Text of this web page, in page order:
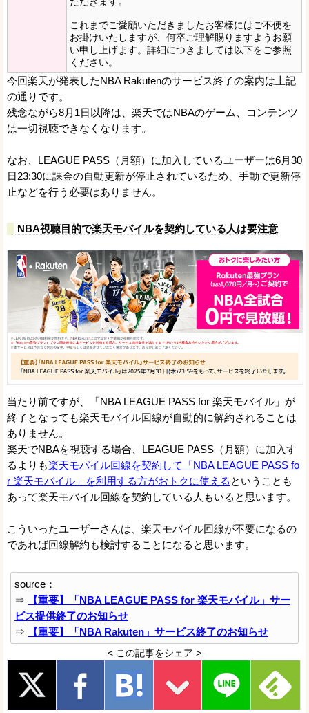
これまでご愛顧いただきましたお客様にはご不便を
お掛けいたしますが、何卒ご理解賜りますようお願
い申し上げます。詳細につきましては以下をご参照
ください。
今回楽天が発表したNBA Rakutenのサービス終了の案内は上記
の通りです。
残念ながら8月1日以降は、楽天ではNBAのゲーム、コンテンツ
は一切視聴できなくなります。
なお、LEAGUE PASS（月額）に加入しているユーザーは6月30
日23:30に課金の自動更新が停止されているため、手動で更新停
止などを行う必要はありません。
NBA視聴目的で楽天モバイルを契約している人は要注意
当たり前ですが、「NBA LEAGUE PASS for 楽天モバイル」が
終了となっても楽天モバイル回線が自動的に解約されることは
ありません。
楽天でNBAを視聴する場合、LEAGUE PASS（月額）に加入す
るよりも楽天モバイル回線を契約して「NBA LEAGUE PASS fo
r 楽天モバイル」を利用する方がおトクに使える ということも
あって楽天モバイル回線を契約している人もいると思います。
こういったユーザーさんは、楽天モバイル回線が不要になるの
であれば回線解約も検討することになると思います。
source：
⇒
【重要】「NBA LEAGUE PASS for 楽天モバイル」サー
ビス提供終了のお知らせ
⇒
【重要】「NBA Rakuten」サービス終了のお知らせ
< この記事をシェア >